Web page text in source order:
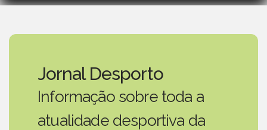
Jornal Desporto
Informação sobre toda a
atualidade desportiva da